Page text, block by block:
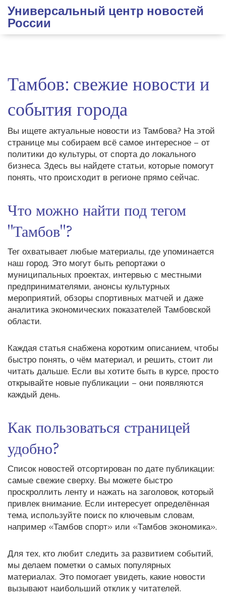
Универсальный центр новостей
России
Тамбов: свежие новости и
события города
Вы ищете актуальные новости из Тамбова? На этой
странице мы собираем всё самое интересное – от
политики до культуры, от спорта до локального
бизнеса. Здесь вы найдете статьи, которые помогут
понять, что происходит в регионе прямо сейчас.
Что можно найти под тегом
"Тамбов"?
Тег охватывает любые материалы, где упоминается
наш город. Это могут быть репортажи о
муниципальных проектах, интервью с местными
предпринимателями, анонсы культурных
мероприятий, обзоры спортивных матчей и даже
аналитика экономических показателей Тамбовской
области.
Каждая статья снабжена коротким описанием, чтобы
быстро понять, о чём материал, и решить, стоит ли
читать дальше. Если вы хотите быть в курсе, просто
открывайте новые публикации – они появляются
каждый день.
Как пользоваться страницей
удобно?
Список новостей отсортирован по дате публикации:
самые свежие сверху. Вы можете быстро
проскроллить ленту и нажать на заголовок, который
привлек внимание. Если интересует определённая
тема, используйте поиск по ключевым словам,
например «Тамбов спорт» или «Тамбов экономика».
Для тех, кто любит следить за развитием событий,
мы делаем пометки о самых популярных
материалах. Это помогает увидеть, какие новости
вызывают наибольший отклик у читателей.